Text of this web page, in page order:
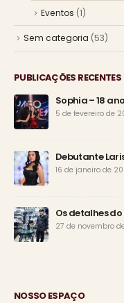
Eventos (1)
Sem categoria (53)
PUBLICAÇÕES RECENTES
Sophia – 18
5 de fevereiro de
Debutante
16 de janeiro de
Os detalhes
27 de novembro
NOSSO ESPAÇO